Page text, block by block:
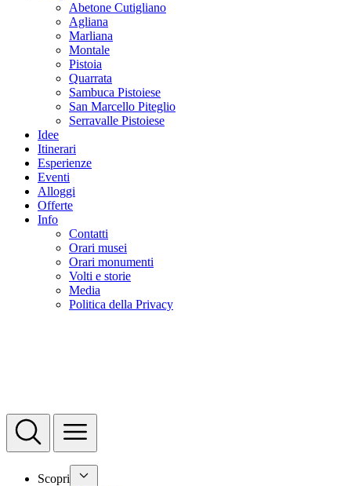
Abetone Cutigliano
Agliana
Marliana
Montale
Pistoia
Quarrata
Sambuca Pistoiese
San Marcello Piteglio
Serravalle Pistoiese
Idee
Itinerari
Esperienze
Eventi
Alloggi
Offerte
Info
Contatti
Orari musei
Orari monumenti
Volti e storie
Media
Politica della Privacy
Scopri